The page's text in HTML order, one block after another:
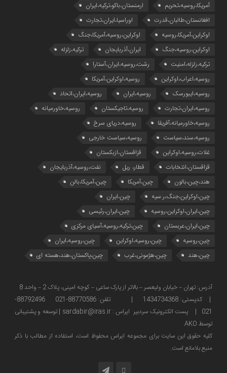
آمریکا،روسیه،تحریم
ارمنستان،باکو،ترکیه،ایران
افغانستان،طالبان،قدرت
اوراسیا،ایران،تجارت
اوکراین،آمریکا،روسیه
اوکراین،روسیه،آمریکا،جنگ
اوکراین،روسیه،جنگ
ایران،آذربایجان
ترکیه،زلزله
ترکیه،زلزله،امنیت
رشت،روسیه،ایران،آستارا
روسیه،اعراب،اوکراین
روسیه،اوکراین،آمریکا
روسیه،ایبورسک
روسیه،ایران
روسیه،ایران،اتحاد
روسیه،ایران،تجارت
روسیه،تاجیکستان
روسیه،خاورمیانه
روسیه،خاورمیانه،آفریقا
روسیه،دریای سرخ
روسیه،سند،سیاست
روسیه،سیاست خارجی
غلات،روسیه،اوکراین
قزاقستان،ازبکستان
قزاقستان،انتخابات
قطار، ریل
نفت،روسیه،آذربایجان
هند،چین،بالون
چین،آمریکا
چین،آمریکا،بالن
چین،اوکراین،جنگ،ر.سیه
چین،ایران
چین،ایران،اوکراین،روسیه
چین،ایران،رئیسی
چین،ایران،عربستان
چین،ترکیه،روسیه،آسیای مرکزی
چین،روسیه
چین،روسیه،اوکراین
چین،روسیه،ایران
چین،هند
چین،هژمونی،غرب چین،پاکستان،هند،هسته ای
| کدپستی: 1434734368 | تلفن: 88770586-021 88792496-
021 | پست الکترونیک سردبیر ایراس : sardabir@iras.ir |
توسعه و پشتیبانی
توسط AKO
كليه حقوق این سایت برای مجموعه ایراس محفوظ است، استفاده از مطالب با ذكر
منبع بلامانع است.